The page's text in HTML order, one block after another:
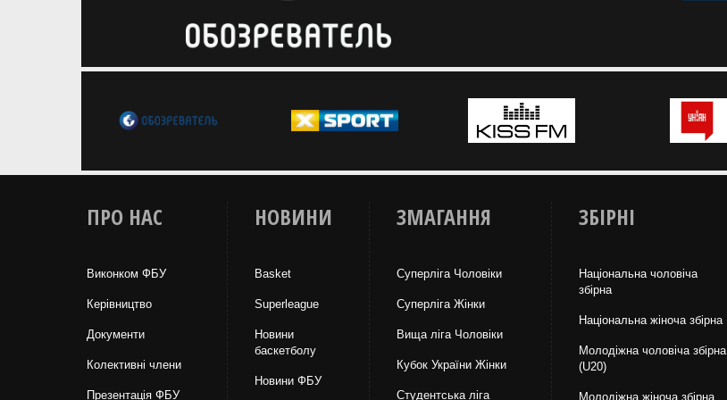
ПРО НАС
Виконком ФБУ
Керівництво
Документи
Колективні члени
Презентація ФБУ
НОВИНИ
Basket
Superleague
Новини
баскетболу
Новини ФБУ
ЗМАГАННЯ
Суперліга Чоловіки
Суперліга Жінки
Вища лiга Чоловіки
Кубок України Жінки
Студентська ліга
ЗБІРНІ
Національна чоловіча
збірна
Національна жiноча збірна
Молодіжна чоловіча збірна
(U20)
Молодіжна жіноча збірна